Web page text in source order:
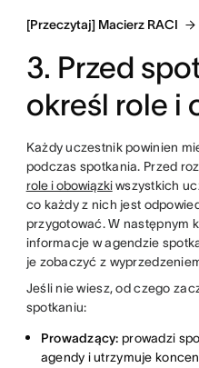
[Przeczytaj] Macierz RACI
3. Przed
określ role i
Każdy uczestnik powinien
podczas spotkania. Przed
role i obowiązkiwszystkich
co każdy z nich jest
przygotować. W następnym
informacje w agendzie
je zobaczyć z
Jeśli nie wiesz, od czego
spotkaniu:
Prowadzący: prowadzi
agendy i utrzymuje